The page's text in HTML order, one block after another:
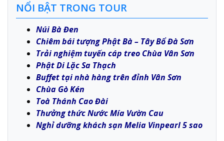
NỔI BẬT TRONG TOUR
Núi Bà Đen
Chiêm bái tượng Phật Bà – Tây Bổ Đà Sơn
Trải nghiệm tuyến cáp treo Chùa Vân Sơn
Phật Di Lặc Sa Thạch
Buffet tại nhà hàng trên đỉnh Vân Sơn
Chùa Gò Kén
Toà Thánh Cao Đài
Thưởng thức Nước Mía Vườn Cau
Nghỉ dưỡng khách sạn Melia Vinpearl 5 sao